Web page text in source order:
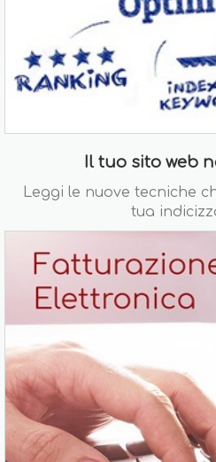
Il tuo sito web
Leggi le nuove tecniche
tua